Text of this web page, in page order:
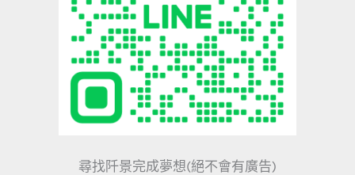
尋找阡景完成夢想(絕不會有廣告)